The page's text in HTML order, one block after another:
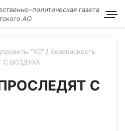
газета
АО
"КС"
Безопасность
С ВОЗДУХА
С